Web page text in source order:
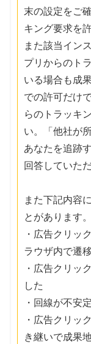
末の設定をご
キング要求を
また該当イン
プリからのト
いる場合も成
での許可だけ
らのトラッキ
い。「他社が
あなたを追跡
回答していた
また下記内容
とがあります。
・広告クリッ
ラウザ内で遷
・広告クリッ
した
・回線が不安
・広告クリッ
き継いで成果